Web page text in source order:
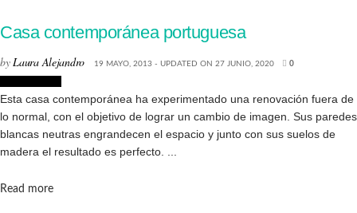
Casa contemporánea portuguesa
byLaura Alejandro 19 MAYO, 2013 - UPDATED ON 27 JUNIO, 2020 0
Esta casa contemporánea ha experimentado una renovación fuera de
lo normal, con el objetivo de lograr un cambio de imagen. Sus paredes
blancas neutras engrandecen el espacio y junto con sus suelos de
madera el resultado es perfecto. ...
Read moreDetails